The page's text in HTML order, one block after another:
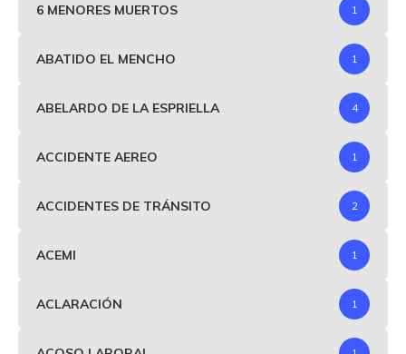
6 MENORES MUERTOS 1
ABATIDO EL MENCHO 1
ABELARDO DE LA ESPRIELLA 4
ACCIDENTE AEREO 1
ACCIDENTES DE TRÁNSITO 2
ACEMI 1
ACLARACIÓN 1